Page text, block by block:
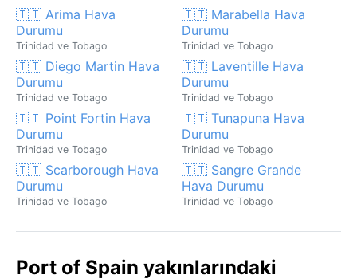
🇹🇹 Arima Hava
Durumu
Trinidad ve Tobago
🇹🇹 Marabella Hava
Durumu
Trinidad ve Tobago
🇹🇹 Diego Martin Hava
Durumu
Trinidad ve Tobago
🇹🇹 Laventille Hava
Durumu
Trinidad ve Tobago
🇹🇹 Point Fortin Hava
Durumu
Trinidad ve Tobago
🇹🇹 Tunapuna Hava
Durumu
Trinidad ve Tobago
🇹🇹 Scarborough Hava
Durumu
Trinidad ve Tobago
🇹🇹 Sangre Grande
Hava Durumu
Trinidad ve Tobago
Port of Spain yakınlarındaki